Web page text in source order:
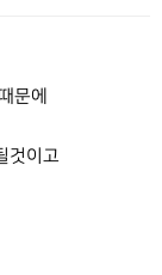
문에
것이고